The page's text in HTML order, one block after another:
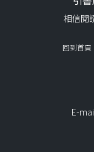
相信閱
回到首頁
E-